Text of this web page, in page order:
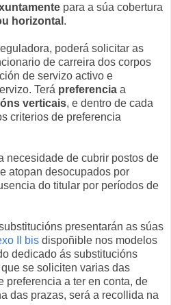
para a súa cobertura
horizontal .
poderá solicitar as
de carreira dos corpos
de servizo activo e
Terá preferencia a
verticais, e dentro de cada
criterios de preferencia
necesidade de cubrir postos de
atopan desocupados por
do titular por períodos de
presentarán as súas
II bis dispoñible nos modelos
dedicado ás substitucións
se soliciten varias das
preferencia a ter en conta, de
das prazas, será a recollida na